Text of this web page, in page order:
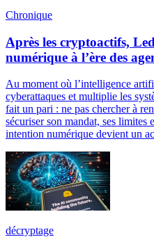
Chronique
Après les cryptoactifs,
numérique à l’ère des
Au moment où l’intelligence
cyberattaques et multiplie les
fait un pari : ne pas chercher à
sécuriser son mandat, ses limites
intention numérique devient un
décryptage